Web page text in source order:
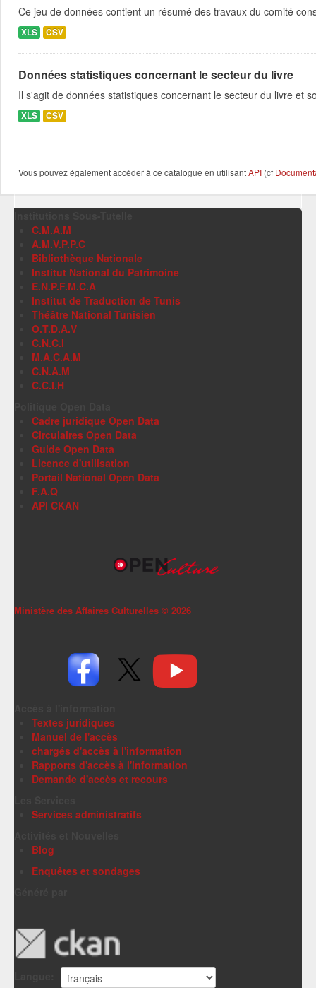
Ce jeu de données contient un résumé des travaux du comité
XLS CSV
Données statistiques concernant le secteur du livre
Il s'agit de données statistiques concernant le secteur du livre et
XLS CSV
Vous pouvez également accéder à ce catalogue en utilisantAPI (cf
C.M.A.M
A.M.V.P.P.C
Bibliothèque Nationale
Institut National du Patrimoine
E.N.P.F.M.C.A
Institut de Traduction de Tunis
Théâtre National Tunisien
O.T.D.A.V
C.N.C.I
M.A.C.A.M
C.N.A.M
C.C.I.H
Cadre juridique Open Data
Circulaires Open Data
Guide Open Data
Licence d'utilisation
Portail National Open Data
F.A.Q
API CKAN
Ministère des Affaires Culturelles © 2026
Textes juridiques
Manuel de l'accès
chargés d'accès à l'information
Rapports d'accès à l'information
Demande d'accès et recours
Services administratifs
Blog
Enquêtes et sondages